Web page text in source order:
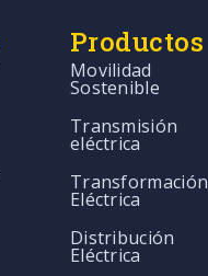
Productos
Movilidad
Sostenible
Transmisión
eléctrica
Transformación
Eléctrica
Distribución
Eléctrica